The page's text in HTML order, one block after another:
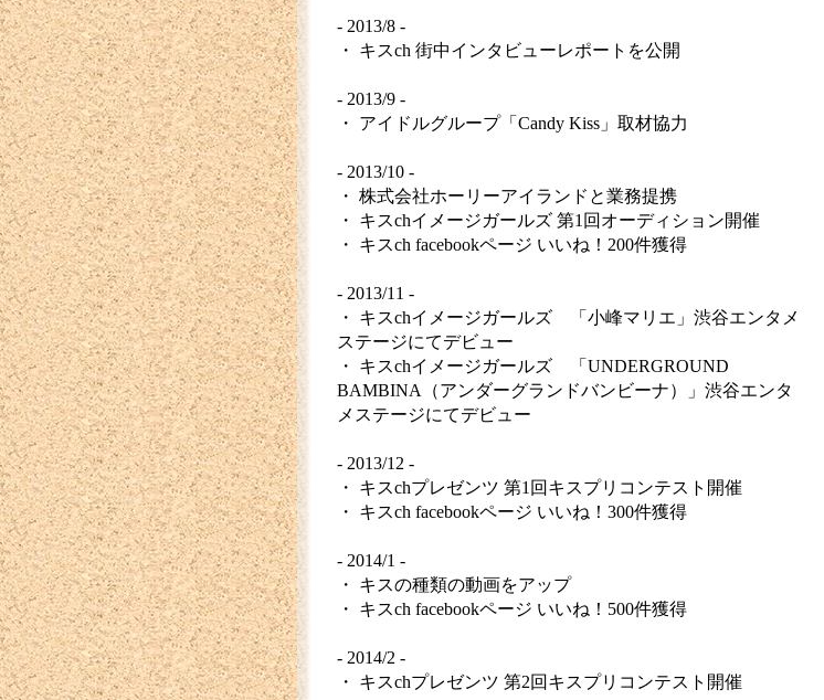
- 2013/8 -
・ キスch 街中インタビューレポートを公開
- 2013/9 -
・ アイドルグループ「Candy Kiss」取材協力
- 2013/10 -
・ 株式会社ホーリーアイランドと業務提携
・ キスchイメージガールズ 第1回オーディション開催
・ キスch facebookページ いいね！200件獲得
- 2013/11 -
・ キスchイメージガールズ 「小峰マリエ」渋谷エンタメ
ステージにてデビュー
・ キスchイメージガールズ 「UNDERGROUND
BAMBINA（アンダーグランドバンビーナ）」渋谷エンタ
メステージにてデビュー
- 2013/12 -
・ キスchプレゼンツ 第1回キスプリコンテスト開催
・ キスch facebookページ いいね！300件獲得
- 2014/1 -
・ キスの種類の動画をアップ
・ キスch facebookページ いいね！500件獲得
- 2014/2 -
・ キスchプレゼンツ 第2回キスプリコンテスト開催